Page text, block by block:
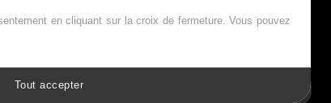
en cliquant sur la croix de fermeture. Vous pouvez
Tout accepter